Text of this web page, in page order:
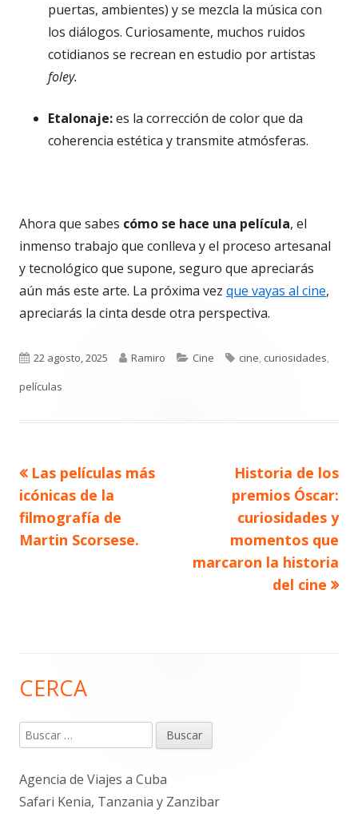
puertas, ambientes) y se mezcla la música con
los diálogos. Curiosamente, muchos ruidos
cotidianos se recrean en estudio por artistas
foley.
Etalonaje:es la corrección de color que da
coherencia estética y transmite atmósferas.
Ahora que sabes cómo se hace una película, el
inmenso trabajo que conlleva y el proceso artesanal
y tecnológico que supone, seguro que apreciarás
aún más este arte. La próxima vez que vayas al cine,
apreciarás la cinta desde otra perspectiva.
Publicado
el
22 agosto, 2025 Autor
Ramiro Categorías
Cine Etiquetas
cine, curiosidades,
películas
Navegación
de
entradas
Artículo
anterior
Las películas más
icónicas de la
filmografía de
Martin Scorsese.
Artículo
siguiente
Historia de los
premios Óscar:
curiosidades y
momentos que
marcaron la historia
del cine
Barra
lateral
CERCA
Buscar:
Agencia de Viajes a Cuba
Safari Kenia, Tanzania y Zanzibar